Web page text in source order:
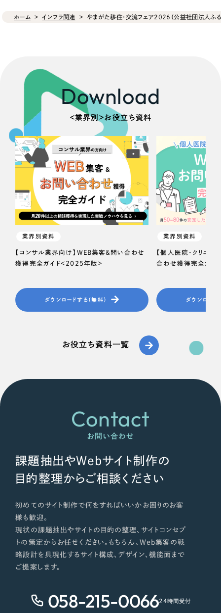
ホーム インフラ関連 やまがた移住・交流フェア2026（公益社団法人ふる
Download
＜業界別＞お役立ち資料
業界別資料
【コンサル業界向け】WEB集客＆問い合わせ
獲得完全ガイド＜2025年版＞
ダウンロードする（無料）
業界別資料
【個人医院・クリニッ
合わせ獲得完全ガイ
ダウンロード
お役立ち資料一覧
Contact
お問い合わせ
課題抽出やWebサイト制作の
目的整理からご相談ください
初めてのサイト制作で何をすればいいかお困りのお客
様も歓迎。
現状の課題抽出やサイトの目的の整理、サイトコンセプ
トの策定からお任せください。もちろん、Web集客の戦
略設計を具現化するサイト構成、デザイン、機能面まで
ご提案します。
058-215-006624時間受付